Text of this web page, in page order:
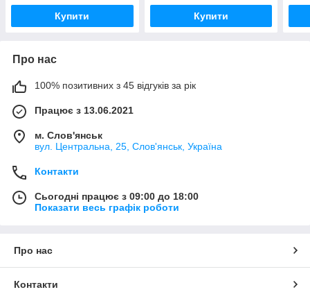
Купити Купити
Про нас
100% позитивних з 45 відгуків за рік
Працює з 13.06.2021
м. Слов'янськ
вул. Центральна, 25, Слов'янськ, Україна
Контакти
Сьогодні працює з 09:00 до 18:00
Показати весь графік роботи
Про нас
Контакти